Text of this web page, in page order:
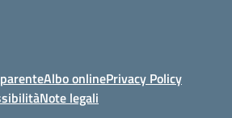
Albo onlinePrivacy Policy
Note legali